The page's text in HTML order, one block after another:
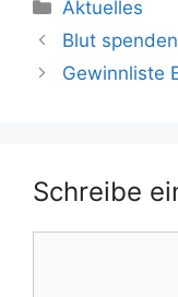
Aktuelles
Blut
Gewinnliste
Schreibe